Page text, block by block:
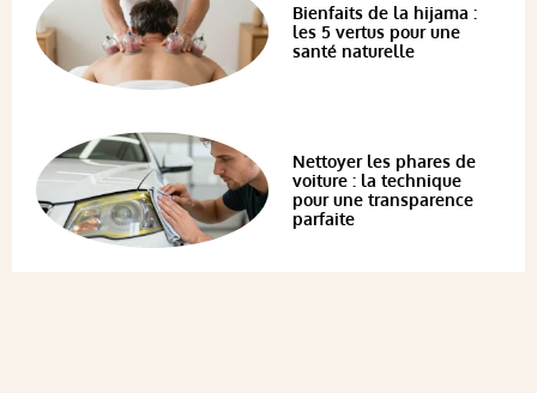
Bienfaits de la hijama :
les 5 vertus pour une
santé naturelle
Nettoyer les phares de
voiture : la technique
pour une transparence
parfaite